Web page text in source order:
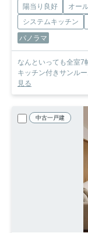
陽当り良好 オー
システムキッチン
パノラマ
なんといっても全室7
キッチン付きサンル
見る
中古一戸建